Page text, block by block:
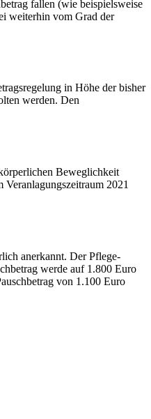
fallen (wie beispielsweise
weiterhin vom Grad der
in Höhe der bisher
werden. Den
Beweglichkeit
Veranlagungszeitraum 2021
anerkannt. Der Pflege-
werde auf 1.800 Euro
von 1.100 Euro